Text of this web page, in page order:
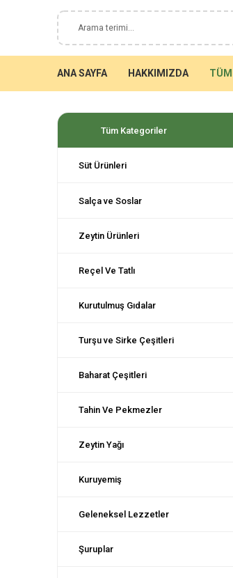
ANA SAYFA HAKKIMIZDA TÜM
Tüm Kategoriler
Süt Ürünleri
Salça ve Soslar
Zeytin Ürünleri
Reçel Ve Tatlı
Kurutulmuş Gıdalar
Turşu ve Sirke Çeşitleri
Baharat Çeşitleri
Tahin Ve Pekmezler
Zeytin Yağı
Kuruyemiş
Geleneksel Lezzetler
Şuruplar